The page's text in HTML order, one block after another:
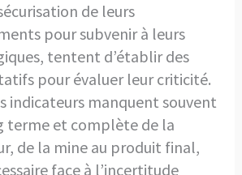
de leurs
pour subvenir à leurs
tentent d’établir des
pour évaluer leur criticité.
indicateurs manquent souvent
terme et complète de la
de la mine au produit final,
face à l’incertitude